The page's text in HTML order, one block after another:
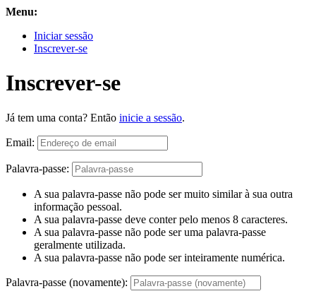
Menu:
Iniciar sessão
Inscrever-se
Inscrever-se
Já tem uma conta? Então inicie a sessão.
Email:
Palavra-passe:
A sua palavra-passe não pode ser muito similar à sua outra
informação pessoal.
A sua palavra-passe deve conter pelo menos 8 caracteres.
A sua palavra-passe não pode ser uma palavra-passe
geralmente utilizada.
A sua palavra-passe não pode ser inteiramente numérica.
Palavra-passe (novamente):